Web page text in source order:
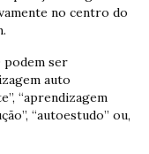
no centro do
podem ser
auto
“aprendizagem
“autoestudo” ou,